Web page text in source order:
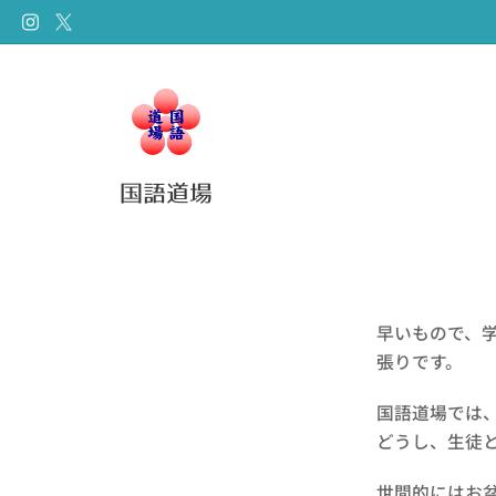
国語道場
早いもので、
張りです。
国語道場では
どうし、生徒